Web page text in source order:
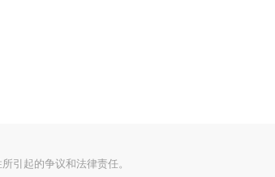
引起的争议和法律责任。